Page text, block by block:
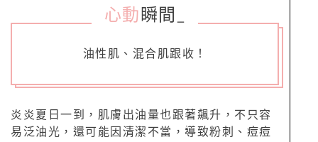
心動 瞬間
油性肌、混合肌跟收！
炎炎夏日一到，肌膚出油量也跟著飆升，不只容
易泛油光，還可能因清潔不當，導致粉刺、痘痘